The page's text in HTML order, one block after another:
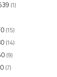
(1)
(15)
(14)
(9)
(7)